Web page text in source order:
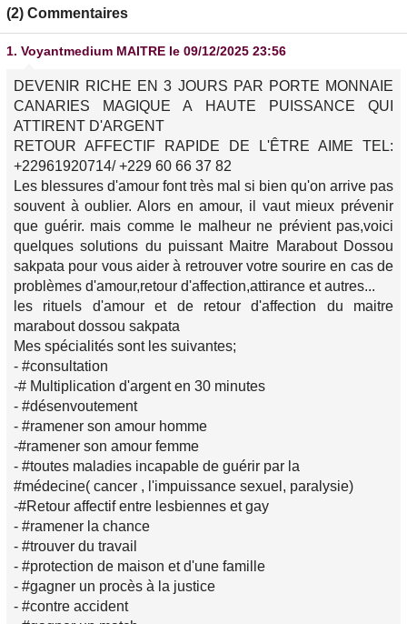
(2) Commentaires
1. Voyantmedium MAITRE le 09/12/2025 23:56
DEVENIR RICHE EN 3 JOURS PAR PORTE MONNAIE
CANARIES MAGIQUE A HAUTE PUISSANCE QUI
ATTIRENT D'ARGENT
RETOUR AFFECTIF RAPIDE DE L'ÊTRE AIME TEL:
+22961920714/ +229 60 66 37 82
Les blessures d'amour font très mal si bien qu'on arrive pas
souvent à oublier. Alors en amour, il vaut mieux prévenir
que guérir. mais comme le malheur ne prévient pas,voici
quelques solutions du puissant Maitre Marabout Dossou
sakpata pour vous aider à retrouver votre sourire en cas de
problèmes d'amour,retour d'affection,attirance et autres...
les rituels d'amour et de retour d'affection du maitre
marabout dossou sakpata
Mes spécialités sont les suivantes;
- #consultation
-# Multiplication d'argent en 30 minutes
- #désenvoutement
- #ramener son amour homme
-#ramener son amour femme
- #toutes maladies incapable de guérir par la
#médecine( cancer , l'impuissance sexuel, paralysie)
-#Retour affectif entre lesbiennes et gay
- #ramener la chance
- #trouver du travail
- #protection de maison et d'une famille
- #gagner un procès à la justice
- #contre accident